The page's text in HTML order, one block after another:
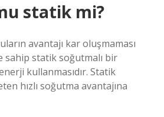
statik mi?
avantajı kar oluşmaması
sahip statik soğutmalı bir
kullanmasıdır. Statik
hızlı soğutma avantajına